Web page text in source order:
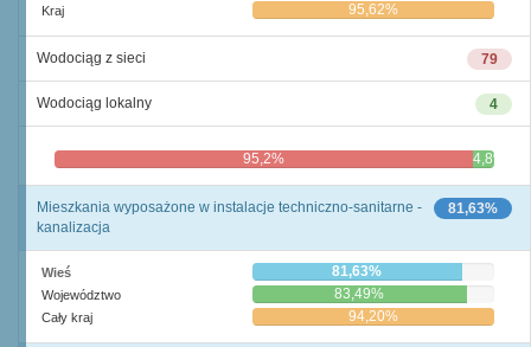
Kraj 95,62%
79
Wodociąg z sieci
4
Wodociąg lokalny
95,2% 4,8%
81,63%
Mieszkania wyposażone w instalacje techniczno-sanitarne -
kanalizacja
Wieś 81,63%
Województwo 83,49%
Cały kraj 94,20%